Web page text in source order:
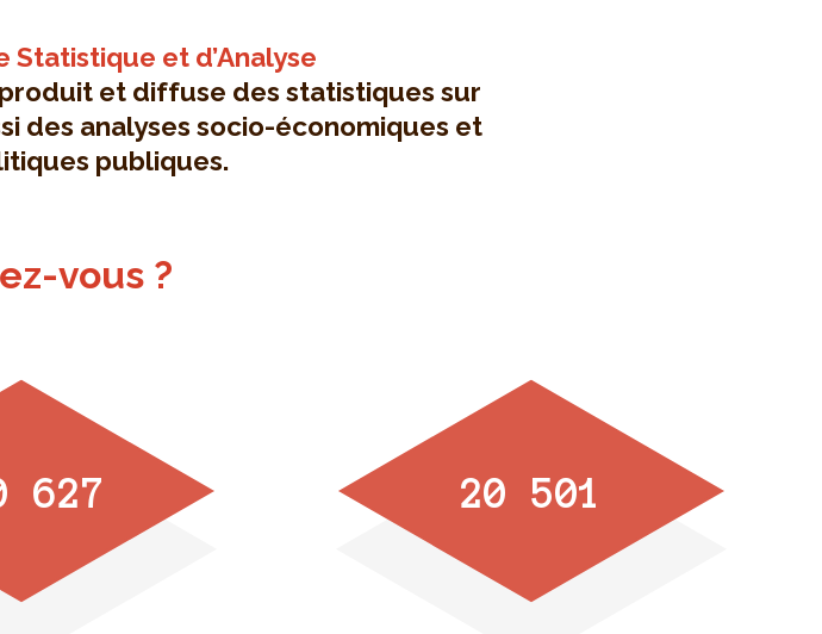
Statistique et d’Analyse
et diffuse des statistiques sur
des analyses socio-économiques et
publiques.
vous ?
627 20 501